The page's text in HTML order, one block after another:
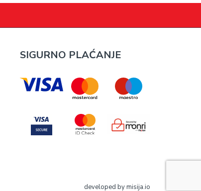
SIGURNO PLAĆANJE
developed bymisija.io